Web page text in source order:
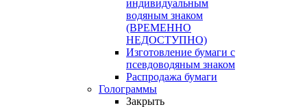
индивидуальным
водяным знаком
(ВРЕМЕННО
НЕДОСТУПНО)
Изготовление бумаги с
псевдоводяным знаком
Распродажа бумаги
Голограммы
Закрыть